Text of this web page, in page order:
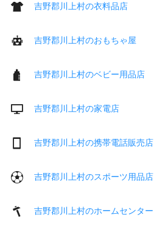
吉野郡川上村の衣料品店
吉野郡川上村のおもちゃ屋
吉野郡川上村のベビー用品店
吉野郡川上村の家電店
吉野郡川上村の携帯電話販売店
吉野郡川上村のスポーツ用品店
吉野郡川上村のホームセンター